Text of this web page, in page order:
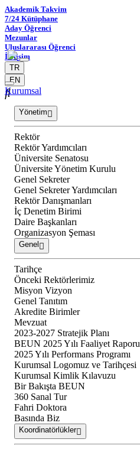
Akademik Takvim
7/24 Kütüphane
Aday Öğrenci
Mezunlar
Uluslararası Öğrenci
İletişim
TR
EN
Kurumsal
Yönetim
Rektör
Rektör Yardımcıları
Üniversite Senatosu
Üniversite Yönetim Kurulu
Genel Sekreter
Genel Sekreter Yardımcıları
Rektör Danışmanları
İç Denetim Birimi
Daire Başkanları
Organizasyon Şeması
Genel
Tarihçe
Önceki Rektörlerimiz
Misyon Vizyon
Genel Tanıtım
Akredite Birimler
Mevzuat
2023-2027 Stratejik Planı
BEUN 2025 Yılı Faaliyet Raporu
2025 Yılı Performans Programı
Kurumsal Logomuz ve Tarihçesi
Kurumsal Kimlik Kılavuzu
Bir Bakışta BEUN
360 Sanal Tur
Fahri Doktora
Basında Biz
Koordinatörlükler